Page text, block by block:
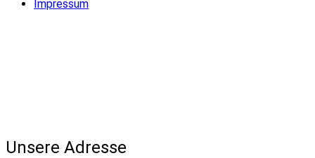
Impressum
Unsere Adresse